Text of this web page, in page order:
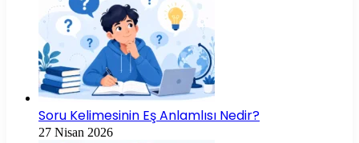
Soru Kelimesinin Eş Anlamlısı Nedir?
27 Nisan 2026